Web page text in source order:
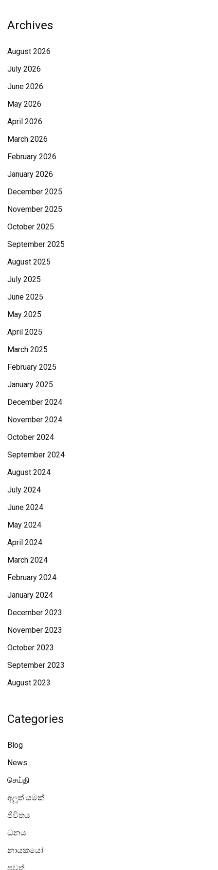
Archives
August 2026
July 2026
June 2026
May 2026
April 2026
March 2026
February 2026
January 2026
December 2025
November 2025
October 2025
September 2025
August 2025
July 2025
June 2025
May 2025
April 2025
March 2025
February 2025
January 2025
December 2024
November 2024
October 2024
September 2024
August 2024
July 2024
June 2024
May 2024
April 2024
March 2024
February 2024
January 2024
December 2023
November 2023
October 2023
September 2023
August 2023
Categories
Blog
News
செய்தி
අලූත් යමක්
ජීවිතය
ධනය
නායකයෝ
පුවත්